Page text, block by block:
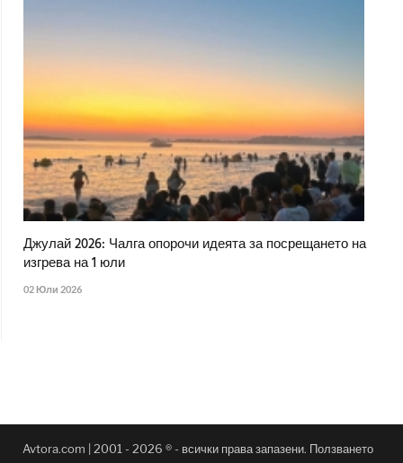
Джулай 2026: Чалга опорочи идеята за посрещането на
изгрева на 1 юли
02 Юли 2026
Avtora.com | 2001 - 2026 ® - всички права запазени. Ползването